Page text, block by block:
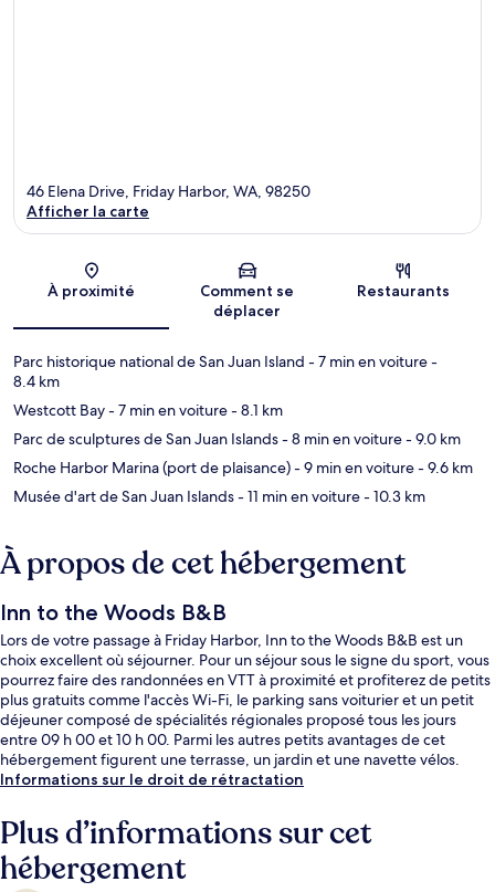
Carte
46 Elena Drive, Friday Harbor, WA, 98250
Afficher la carte
À proximité
Comment se
déplacer
Restaurants
Parc historique national de San Juan Island - 7 min en voiture-
8.4 km
Westcott Bay- 7 min en voiture- 8.1 km
Parc de sculptures de San Juan Islands- 8 min en voiture- 9.0 km
Roche Harbor Marina (port de plaisance)- 9 min en voiture- 9.6 km
Musée d'art de San Juan Islands- 11 min en voiture- 10.3 km
À propos de cet hébergement
Inn to the Woods B&B
Lors de votre passage à Friday Harbor, Inn to the Woods B&B est un
choix excellent où séjourner. Pour un séjour sous le signe du sport, vous
pourrez faire des randonnées en VTT à proximité et profiterez de petits
plus gratuits comme l'accès Wi-Fi, le parking sans voiturier et un petit
déjeuner composé de spécialités régionales proposé tous les jours
entre 09 h 00 et 10 h 00. Parmi les autres petits avantages de cet
hébergement figurent une terrasse, un jardin et une navette vélos.
Informations sur le droit de rétractation
Plus d’informations sur cet
hébergement